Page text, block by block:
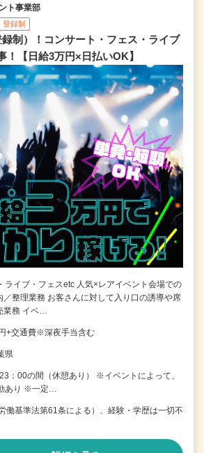
ト事業部
登録制
制）！コンサート・フェス・ライブ
！【日給3万円×日払いOK】
ライブ・フェスetc 人気×レアイベント会場での
／整理業務 お客さんに対して入り口の誘導や席
業務 イベ…
+交通費※深夜手当含む
県
：00の間（休憩あり） ※イベントによって、
あり ※一定…
働基準法第61条による）、経験・学歴は一切不